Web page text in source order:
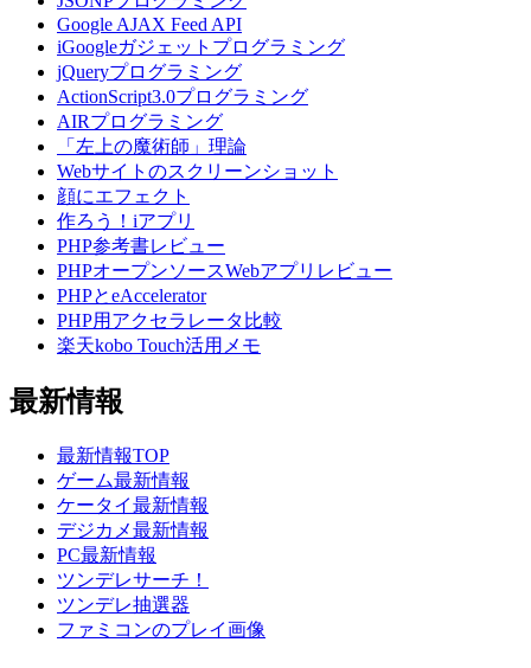
Google AJAX Feed API
iGoogleガジェットプログラミング
jQueryプログラミング
ActionScript3.0プログラミング
AIRプログラミング
「左上の魔術師」理論
Webサイトのスクリーンショット
顔にエフェクト
作ろう！iアプリ
PHP参考書レビュー
PHPオープンソースWebアプリレビュー
PHPとeAccelerator
PHP用アクセラレータ比較
楽天kobo Touch活用メモ
最新情報
最新情報TOP
ゲーム最新情報
ケータイ最新情報
デジカメ最新情報
PC最新情報
ツンデレサーチ！
ツンデレ抽選器
ファミコンのプレイ画像